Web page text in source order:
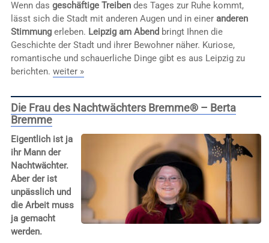
Wenn das geschäftige Treibendes Tages zur Ruhe kommt,
lässt sich die Stadt mit anderen Augen und in einer anderen
Stimmungerleben. Leipzig am Abend bringt Ihnen die
Geschichte der Stadt und ihrer Bewohner näher. Kuriose,
romantische und schauerliche Dinge gibt es aus Leipzig zu
berichten. weiter »
Die Frau des Nachtwächters Bremme® – Berta
Bremme
Eigentlich ist ja
ihr Mann der
Nachtwächter.
Aber der ist
unpässlich und
die Arbeit muss
ja gemacht
werden.